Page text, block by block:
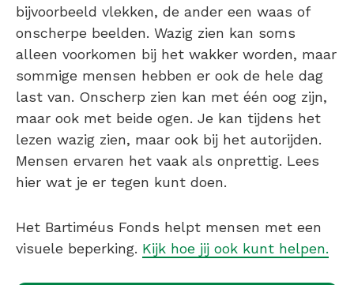
bijvoorbeeld vlekken, de ander een waas of
onscherpe beelden. Wazig zien kan soms
alleen voorkomen bij het wakker worden, maar
sommige mensen hebben er ook de hele dag
last van. Onscherp zien kan met één oog zijn,
maar ook met beide ogen. Je kan tijdens het
lezen wazig zien, maar ook bij het autorijden.
Mensen ervaren het vaak als onprettig. Lees
hier wat je er tegen kunt doen.
Het Bartiméus Fonds helpt mensen met een
visuele beperking. Kijk hoe jij ook kunt helpen.